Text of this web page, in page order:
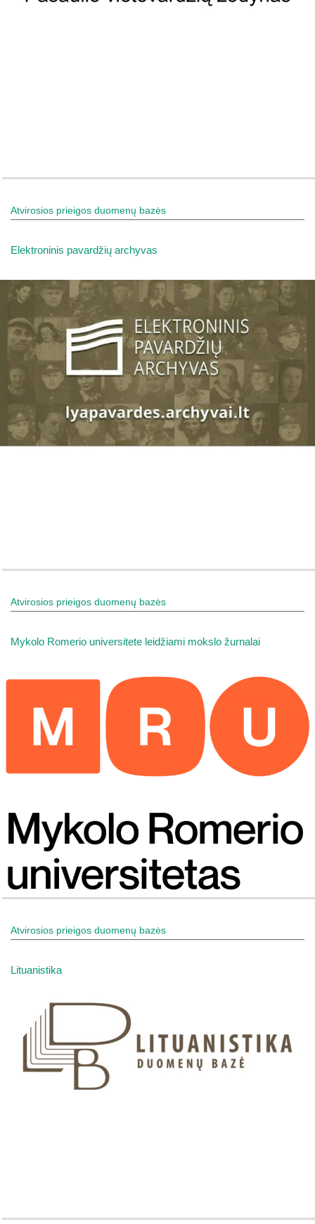
Atvirosios prieigos duomenų bazės
Elektroninis pavardžių archyvas
Atvirosios prieigos duomenų bazės
Mykolo Romerio universitete leidžiami mokslo žurnalai
Atvirosios prieigos duomenų bazės
Lituanistika